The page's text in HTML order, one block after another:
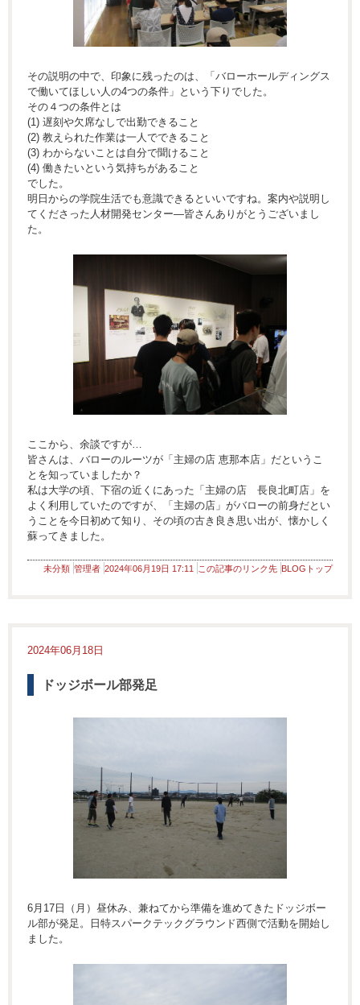
その説明の中で、印象に残ったのは、「バローホールディングス
で働いてほしい人の4つの条件」という下りでした。
その４つの条件とは
(1) 遅刻や欠席なしで出勤できること
(2) 教えられた作業は一人でできること
(3) わからないことは自分で聞けること
(4) 働きたいという気持ちがあること
でした。
明日からの学院生活でも意識できるといいですね。案内や説明し
てくださった人材開発センター―皆さんありがとうございまし
た。
ここから、余談ですが…
皆さんは、バローのルーツが「主婦の店 恵那本店」だというこ
とを知っていましたか？
私は大学の頃、下宿の近くにあった「主婦の店 長良北町店」を
よく利用していたのですが、「主婦の店」がバローの前身だとい
うことを今日初めて知り、その頃の古き良き思い出が、懐かしく
蘇ってきました。
未分類 管理者 2024年06月19日 17:11 この記事のリンク先 BLOGトップ
2024年06月18日
ドッジボール部発足
6月17日（月）昼休み、兼ねてから準備を進めてきたドッジボー
ル部が発足。日特スパークテックグラウンド西側で活動を開始し
ました。